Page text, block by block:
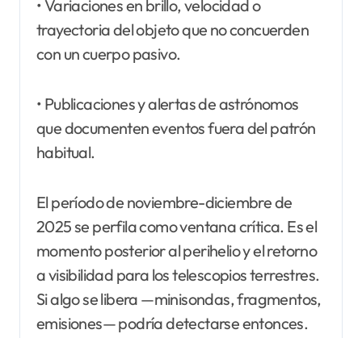
• Variaciones en brillo, velocidad o
trayectoria del objeto que no concuerden
con un cuerpo pasivo.
• Publicaciones y alertas de astrónomos
que documenten eventos fuera del patrón
habitual.
El período de noviembre-diciembre de
2025 se perfila como ventana crítica. Es el
momento posterior al perihelio y el retorno
a visibilidad para los telescopios terrestres.
Si algo se libera —minisondas, fragmentos,
emisiones— podría detectarse entonces.